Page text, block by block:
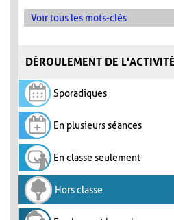
Voir tous les mots-clés
DÉROULEMENT DE L'ACTIVITÉ
Sporadiques
En plusieurs séances
En classe seulement
Hors classe